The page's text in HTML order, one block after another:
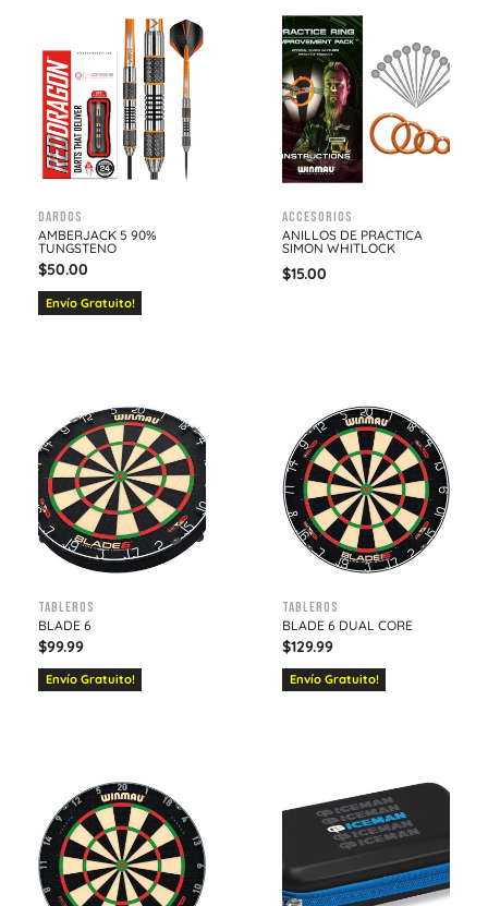
Dardos
AMBERJACK 5 90%
TUNGSTENO
$50.00
Envío Gratuito!
Accesorios
ANILLOS DE PRACTICA
SIMON WHITLOCK
$15.00
Tableros
BLADE 6
$99.99
Envío Gratuito!
Tableros
BLADE 6 DUAL CORE
$129.99
Envío Gratuito!